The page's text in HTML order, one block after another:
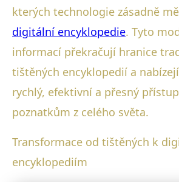
kterých technologie zásadně
digitální encyklopedie. Tyto
informací překračují hranice
tištěných encyklopedií a
rychlý, efektivní a přesný
poznatkům z celého světa.
Transformace od tištěných k
encyklopediím